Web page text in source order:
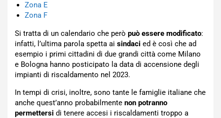
Zona E
Zona F
Si tratta di un calendario che però può essere modificato:
infatti, l’ultima parola spetta ai sindaci ed è così che ad
esempio i primi cittadini di due grandi città come Milano
e Bologna hanno posticipato la data di accensione degli
impianti di riscaldamento nel 2023.
In tempi di crisi, inoltre, sono tante le famiglie italiane che
anche quest’anno probabilmente non potranno
permettersi di tenere accesi i riscaldamenti troppo a